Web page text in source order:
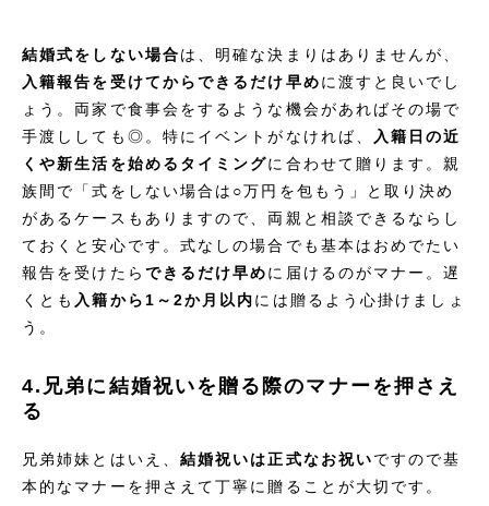
結婚式をしない場合は、明確な決まりはありませんが、
入籍報告を受けてからできるだけ早めに渡すと良いでし
ょう。両家で食事会をするような機会があればその場で
手渡ししても◎。特にイベントがなければ、
入籍日の近
くや新生活を始めるタイミングに合わせて贈ります。親
族間で「式をしない場合は○万円を包もう」と取り決め
があるケースもありますので、両親と相談できるならし
ておくと安心です。式なしの場合でも基本はおめでたい
報告を受けたら できるだけ早めに届けるのがマナー。遅
くとも 入籍から1～2か月以内には贈るよう心掛けましょ
う。
4.兄弟に結婚祝いを贈る際のマナーを押さえ
る
兄弟姉妹とはいえ、 結婚祝いは正式なお祝いですので基
本的なマナーを押さえて丁寧に贈ることが大切です。